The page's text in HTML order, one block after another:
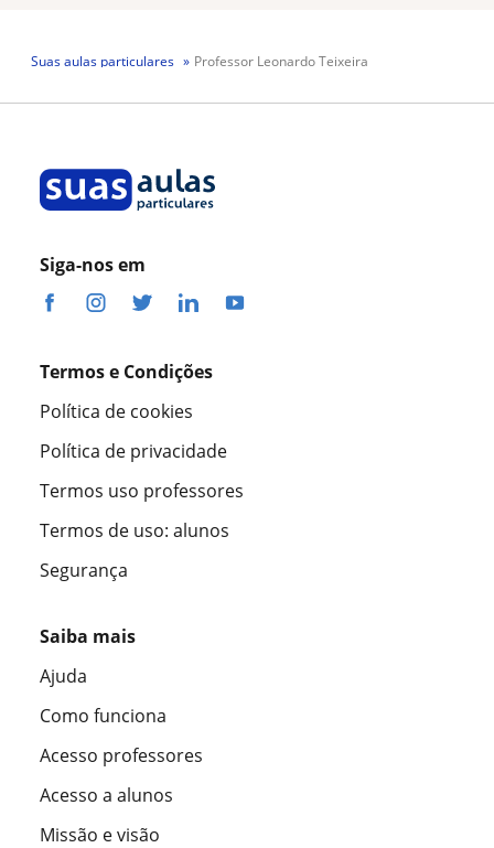
Suas aulas particulares Professor Leonardo Teixeira
Siga-nos em
Termos e Condições
Política de cookies
Política de privacidade
Termos uso professores
Termos de uso: alunos
Segurança
Saiba mais
Ajuda
Como funciona
Acesso professores
Acesso a alunos
Missão e visão